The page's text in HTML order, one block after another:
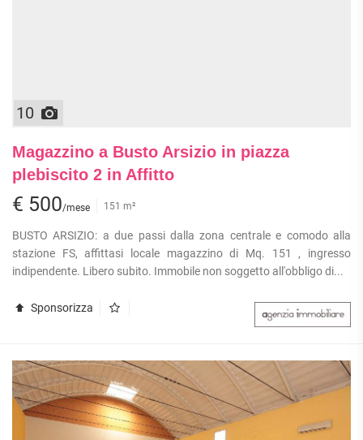
10
Magazzino a Busto Arsizio in piazza
plebiscito 2 in Affitto
€ 500/mese 151 m²
BUSTO ARSIZIO: a due passi dalla zona centrale e comodo alla
stazione FS, affittasi locale magazzino di Mq. 151 , ingresso
indipendente. Libero subito. Immobile non soggetto all'obbligo di...
Sponsorizza